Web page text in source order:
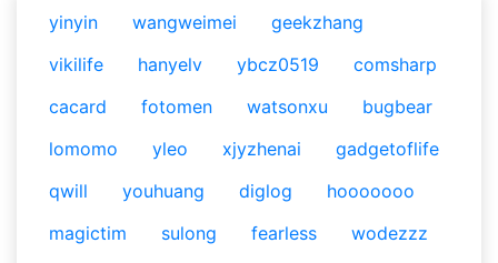
yinyin wangweimei
geekzhang
vikilife
hanyelv ybcz0519
comsharp
cacard
fotomen watsonxu
bugbear
lomomo
yleo xjyzhenai
gadgetoflife
qwill
youhuang diglog
hooooooo
magictim
sulong fearless
wodezzz